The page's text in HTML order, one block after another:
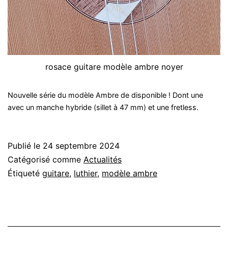
rosace guitare modèle ambre noyer
Nouvelle série du modèle Ambre de disponible ! Dont une
avec un manche hybride (sillet à 47 mm) et une fretless.
Publié le 24 septembre 2024
Catégorisé comme Actualités
Étiqueté guitare, luthier, modèle ambre